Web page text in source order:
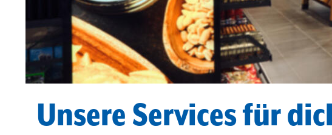
Unsere Services für